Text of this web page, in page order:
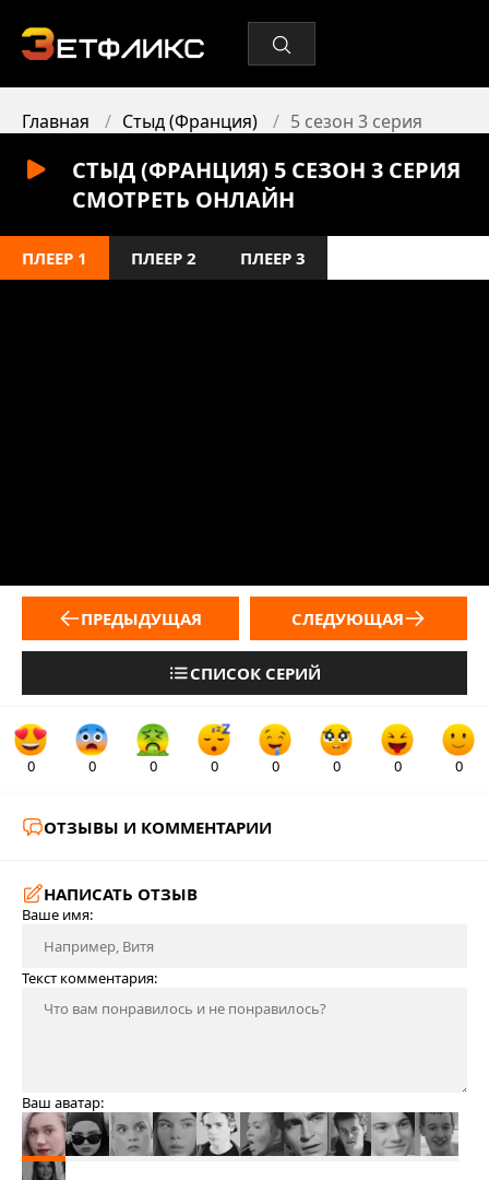
Главная Стыд (Франция) 5 сезон 3 серия
СТЫД (ФРАНЦИЯ) 5 СЕЗОН 3 СЕРИЯ
СМОТРЕТЬ ОНЛАЙН
ПЛЕЕР 1 ПЛЕЕР 2 ПЛЕЕР 3
ПРЕДЫДУЩАЯ
СПИСОК СЕРИЙ
СЛЕДУЮЩАЯ
0 0 0 0 0 0 0 0
ОТЗЫВЫ И КОММЕНТАРИИ
НАПИСАТЬ ОТЗЫВ
Ваше имя:
Текст комментария:
Ваш аватар: